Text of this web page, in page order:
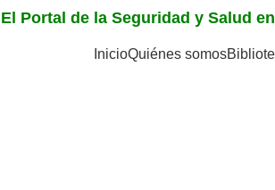
El Portal de la Seguridad y Salud
InicioQuiénes somos